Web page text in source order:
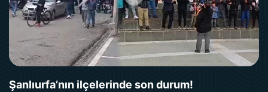
Şanlıurfa’nın ilçelerinde son durum!